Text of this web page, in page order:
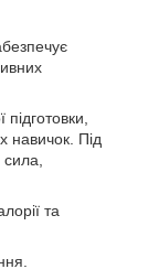
навичок. Під
та